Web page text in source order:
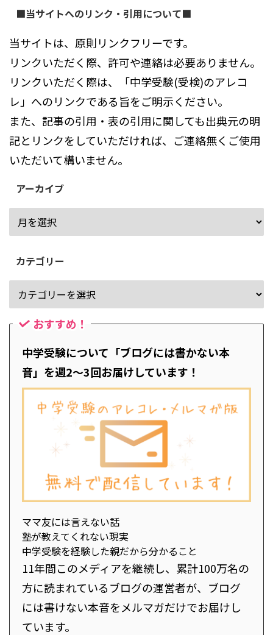
■当サイトへのリンク・引用について■
当サイトは、原則リンクフリーです。
リンクいただく際、許可や連絡は必要ありません。
リンクいただく際は、「中学受験(受検)のアレコ
レ」へのリンクである旨をご明示ください。
また、記事の引用・表の引用に関しても出典元の明
記とリンクをしていただければ、ご連絡無くご使用
いただいて構いません。
アーカイブ
カテゴリー
おすすめ！
中学受験について「ブログには書かない本
音」を週2～3回お届けしています！
ママ友には言えない話
塾が教えてくれない現実
中学受験を経験した親だから分かること
11年間このメディアを継続し、累計100万名の
方に読まれているブログの運営者が、ブログ
には書けない本音をメルマガだけでお届けし
ています。